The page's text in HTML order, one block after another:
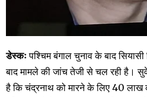
डेस्कःपश्चिम बंगाल चुनाव के बाद
बाद मामले की जांच तेजी से चल रही है।
है कि चंद्रनाथ को मारने के लिए 40 लाख